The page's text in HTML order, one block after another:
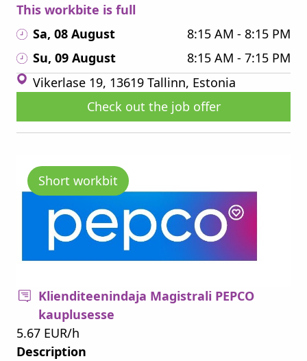
This workbite is full
Sa, 08 August
8:15 AM - 8:15 PM
Su, 09 August
8:15 AM - 7:15 PM
Vikerlase 19, 13619 Tallinn, Estonia
Check out the job offer
Short workbit
Klienditeenindaja Magistrali PEPCO
kauplusesse
5.67 EUR/h
Description